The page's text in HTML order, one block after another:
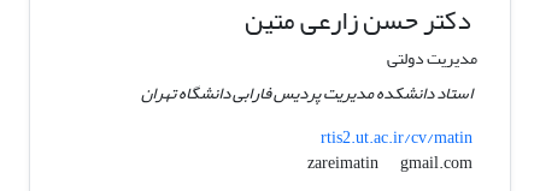
دکتر حسن زارعی متین
مدیریت دولتی
استاد دانشکده مدیریت پردیس فارابی دانشگاه تهران
rtis2.ut.ac.ir/cv/matin
zareimatin
gmail.com